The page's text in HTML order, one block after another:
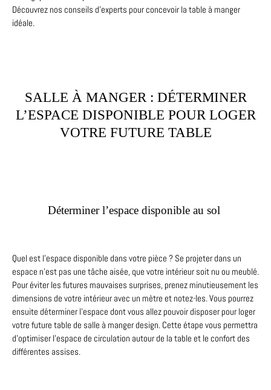
Découvrez nos conseils d’experts pour concevoir la table à manger
idéale.
SALLE À MANGER : DÉTERMINER
L’ESPACE DISPONIBLE POUR LOGER
VOTRE FUTURE TABLE
Déterminer l’espace disponible au sol
Quel est l’espace disponible dans votre pièce ? Se projeter dans un
espace n’est pas une tâche aisée, que votre intérieur soit nu ou meublé.
Pour éviter les futures mauvaises surprises, prenez minutieusement les
dimensions de votre intérieur avec un mètre et notez-les. Vous pourrez
ensuite déterminer l’espace dont vous allez pouvoir disposer pour loger
votre future table de salle à manger design. Cette étape vous permettra
d’optimiser l’espace de circulation autour de la table et le confort des
différentes assises.